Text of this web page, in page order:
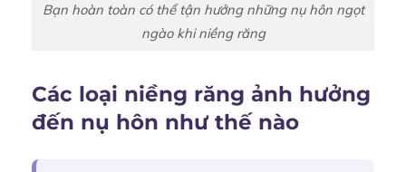
Bạn hoàn toàn có thể tận hưởng những nụ hôn ngọt
ngào khi niềng răng
Các loại niềng răng ảnh hưởng
đến nụ hôn như thế nào